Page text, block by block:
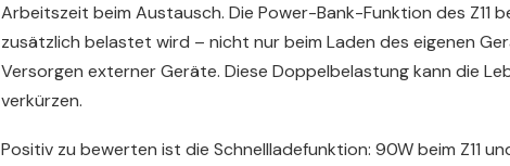
Arbeitszeit beim Austausch. Die Power-Bank-Funktion des Z11
zusätzlich belastet wird – nicht nur beim Laden des eigenen
Versorgen externer Geräte. Diese Doppelbelastung kann die
verkürzen.
Positiv zu bewerten ist die Schnellladefunktion: 90W beim Z11